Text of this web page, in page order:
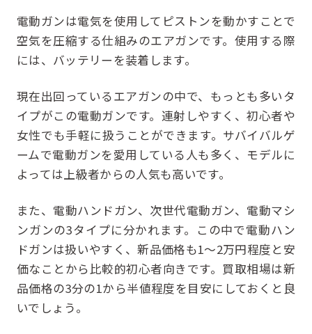
電動ガンは電気を使用してピストンを動かすことで
空気を圧縮する仕組みのエアガンです。使用する際
には、バッテリーを装着します。
現在出回っているエアガンの中で、もっとも多いタ
イプがこの電動ガンです。連射しやすく、初心者や
女性でも手軽に扱うことができます。サバイバルゲ
ームで電動ガンを愛用している人も多く、モデルに
よっては上級者からの人気も高いです。
また、電動ハンドガン、次世代電動ガン、電動マシ
ンガンの3タイプに分かれます。この中で電動ハン
ドガンは扱いやすく、新品価格も1～2万円程度と安
価なことから比較的初心者向きです。買取相場は新
品価格の3分の1から半値程度を目安にしておくと良
いでしょう。